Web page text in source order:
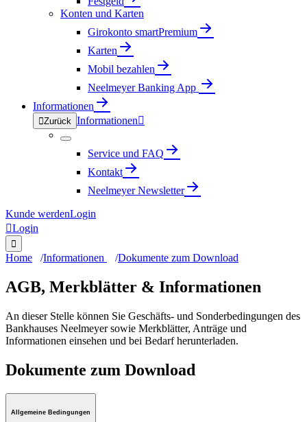
Konten und Karten
Girokonto smartPremium
Karten
Mobil bezahlen
Neelmeyer Banking App
Informationen
Zurück Informationen
Service und FAQ
Kontakt
Neelmeyer Newsletter
Kunde werdenLogin
Login

Home Informationen Dokumente zum Download
AGB, Merkblätter & Informationen
An dieser Stelle können Sie Geschäfts- und Sonderbedingungen des
Bankhauses Neelmeyer sowie Merkblätter, Anträge und
Informationen einsehen und bei Bedarf herunterladen.
Dokumente zum Download
Allgemeine Bedingungen